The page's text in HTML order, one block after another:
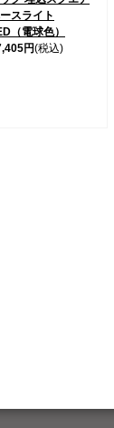
スライト
（電球色）
円(税込)